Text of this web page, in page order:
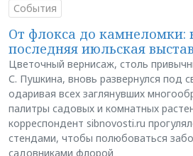
События
От флокса до камнеломки:
последняя июльская
Цветочный вернисаж, столь
С. Пушкина, вновь развернулся под
одаривая всех заглянувших
палитры садовых и комнатных
корреспондент sibnovosti.ru
стендами, чтобы полюбоваться
садовниками флорой